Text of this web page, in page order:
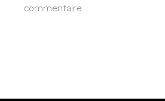
commentaire.